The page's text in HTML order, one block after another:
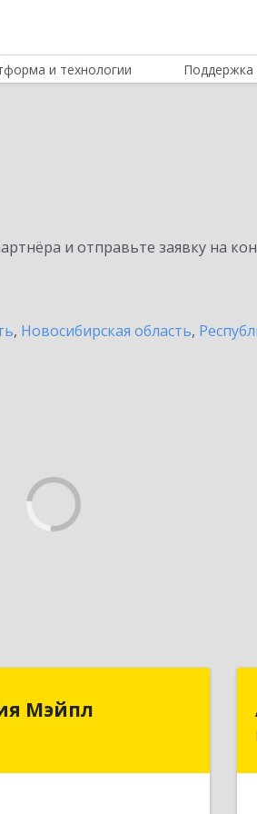
и технологии Поддержка
и отправьте заявку на
, Новосибирская область,
Мэйпл
Компания Мэйпл
край, Барнаул г,